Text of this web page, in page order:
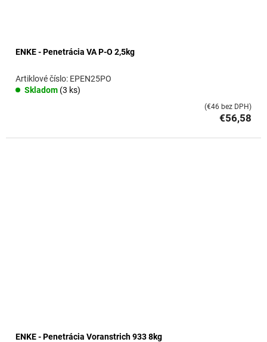
ENKE - Penetrácia VA P-O 2,5kg
Skladom (3 ks)
EPEN25PO
€56,58
(€46 bez DPH)
ENKE - Penetrácia Voranstrich 933 8kg